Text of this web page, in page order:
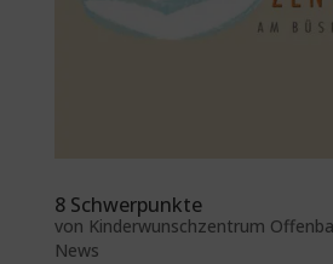
8 Schwerpunkte
von Kinderwunschzentrum
News